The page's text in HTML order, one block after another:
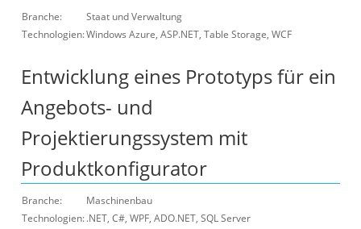
Branche:
Staat und Verwaltung
Technologien:Windows Azure, ASP.NET, Table Storage, WCF
Entwicklung eines Prototyps für ein
Angebots- und
Projektierungssystem mit
Produktkonfigurator
Branche:
Maschinenbau
Technologien:.NET, C#, WPF, ADO.NET, SQL Server